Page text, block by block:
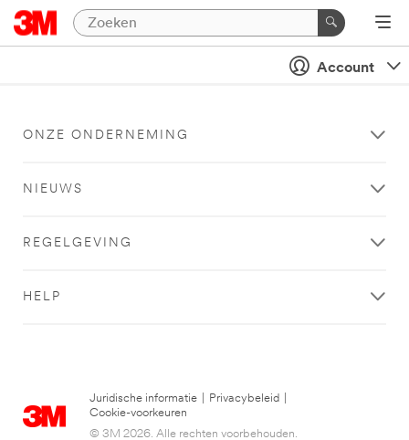
Account
ONZE ONDERNEMING
NIEUWS
REGELGEVING
HELP
Juridische informatie Privacybeleid
Cookie-voorkeuren
© 3M 2026. Alle rechten voorbehouden.